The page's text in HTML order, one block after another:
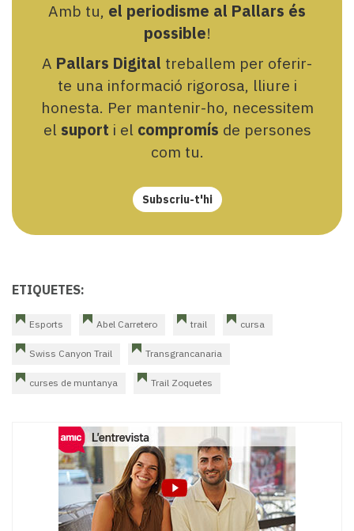
Amb tu, el periodisme al Pallars és
possible!
A Pallars Digital treballem per oferir-
te una informació rigorosa, lliure i
honesta. Per mantenir-ho, necessitem
el suport i el compromís de persones
com tu.
Subscriu-t'hi
ETIQUETES:
Esports Abel Carretero trail cursa
Swiss Canyon Trail Transgrancanaria
curses de muntanya Trail Zoquetes